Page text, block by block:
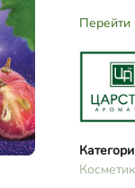
Перейти